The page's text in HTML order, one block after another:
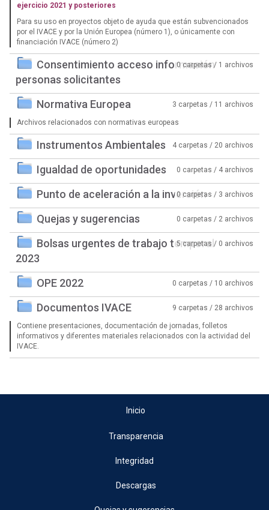
ejercicio 2021 y posteriores
Para su uso en proyectos objeto de ayuda que están subvencionados
por el IVACE y por la Unión Europea (número 1), o únicamente con
financiación IVACE (número 2)
Consentimiento acceso información
personas solicitantes
0 carpetas / 1 archivos
Normativa Europea 3 carpetas / 11 archivos
Archivos relacionados con normativas europeas
Instrumentos Ambientales 4 carpetas / 20 archivos
Igualdad de oportunidades 0 carpetas / 4 archivos
Punto de aceleración a la inversión0 carpetas / 3 archivos
Quejas y sugerencias 0 carpetas / 2 archivos
Bolsas urgentes de trabajo temporal
2023
5 carpetas / 0 archivos
OPE 2022 0 carpetas / 10 archivos
Documentos IVACE 9 carpetas / 28 archivos
Contiene presentaciones, documentación de jornadas, folletos
informativos y diferentes materiales relacionados con la actividad del
IVACE.
Inicio
Transparencia
Integridad
Descargas